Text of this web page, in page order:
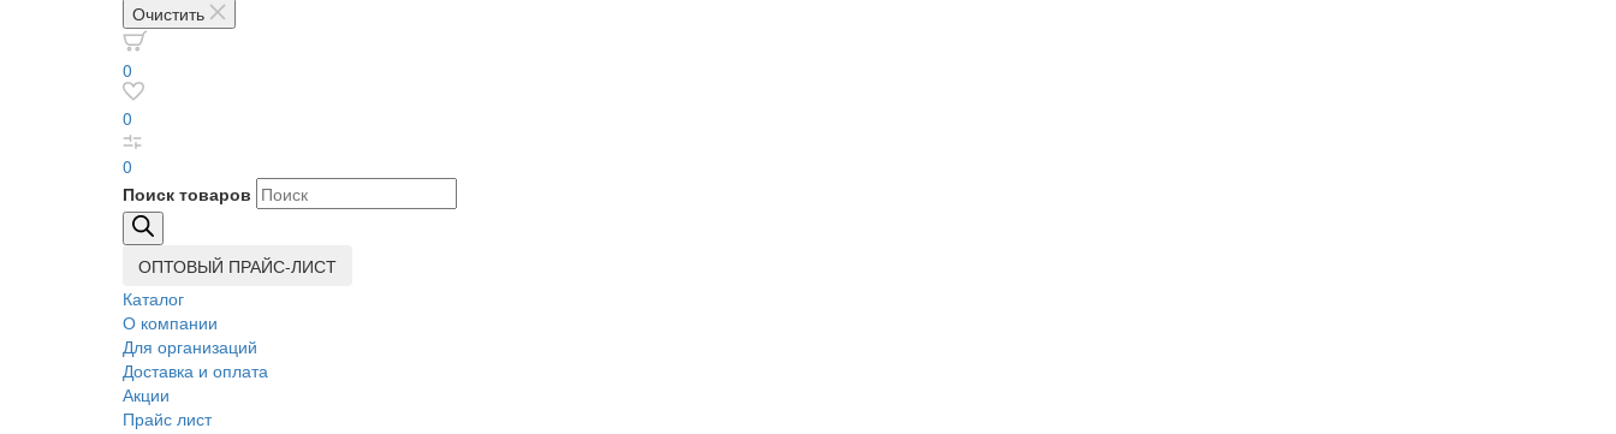
Очистить
0
0
0
Поиск товаров
ОПТОВЫЙ ПРАЙС-ЛИСТ
Каталог
О компании
Для организаций
Доставка и оплата
Акции
Прайс лист